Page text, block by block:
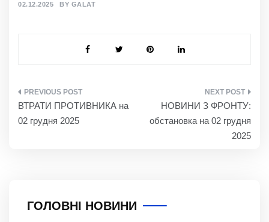
02.12.2025 BY GALAT
НАВІГАЦІЯ
ЗАПИСІВ
ВТРАТИ ПРОТИВНИКА на
02 грудня 2025
НОВИНИ З ФРОНТУ:
обстановка на 02 грудня
2025
ГОЛОВНІ НОВИНИ